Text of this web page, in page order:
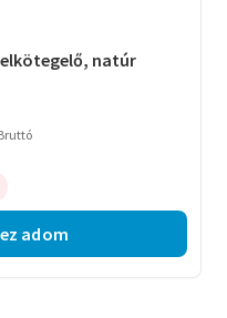
natúr
adom